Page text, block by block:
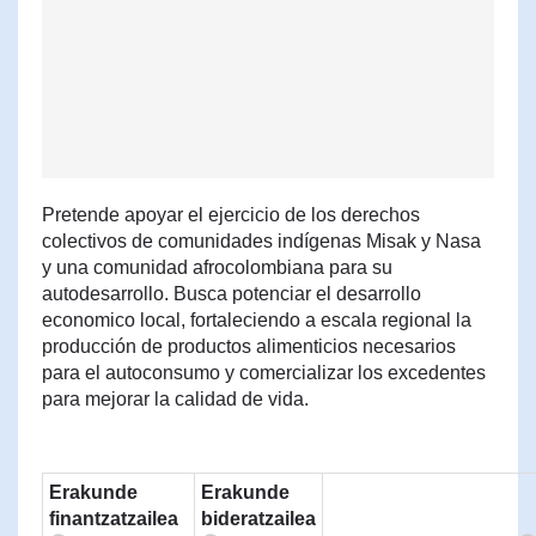
Pretende apoyar el ejercicio de los derechos
colectivos de comunidades indígenas Misak y Nasa
y una comunidad afrocolombiana para su
autodesarrollo. Busca potenciar el desarrollo
economico local, fortaleciendo a escala regional la
producción de productos alimenticios necesarios
para el autoconsumo y comercializar los excedentes
para mejorar la calidad de vida.
Erakunde
finantzatzailea
Erakunde
bideratzailea